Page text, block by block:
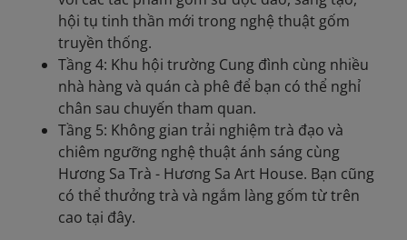
hội tụ tinh thần mới trong nghệ thuật gốm
truyền thống.
Tầng 4: Khu hội trường Cung đình cùng nhiều
nhà hàng và quán cà phê để bạn có thể nghỉ
chân sau chuyến tham quan.
Tầng 5: Không gian trải nghiệm trà đạo và
chiêm ngưỡng nghệ thuật ánh sáng cùng
Hương Sa Trà - Hương Sa Art House. Bạn cũng
có thể thưởng trà và ngắm làng gốm từ trên
cao tại đây.